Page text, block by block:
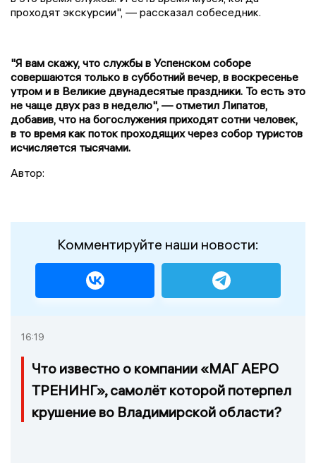
проходят экскурсии", — рассказал собеседник.
"Я вам скажу, что службы в Успенском соборе
совершаются только в субботний вечер, в воскресенье
утром и в Великие двунадесятые праздники. То есть это
не чаще двух раз в неделю", — отметил Липатов,
добавив, что на богослужения приходят сотни человек,
в то время как поток проходящих через собор туристов
исчисляется тысячами.
Автор:
Комментируйте наши новости:
16:19
Что известно о компании «МАГ АЕРО
ТРЕНИНГ», самолёт которой потерпел
крушение во Владимирской области?